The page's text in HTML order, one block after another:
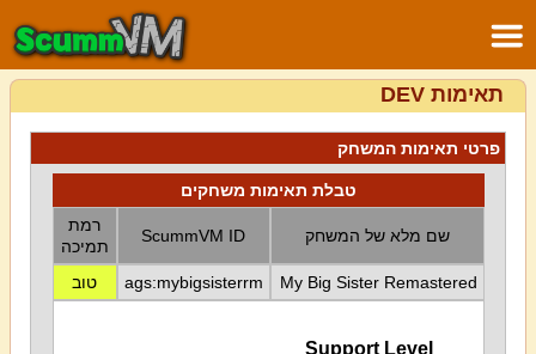
תאימות DEV
פרטי תאימות המשחק
טבלת תאימות משחקים
שם מלא של המשחק ScummVM ID
רמת
תמיכה
My Big Sister Remastered
ags:mybigsisterrm טוב
Support Level